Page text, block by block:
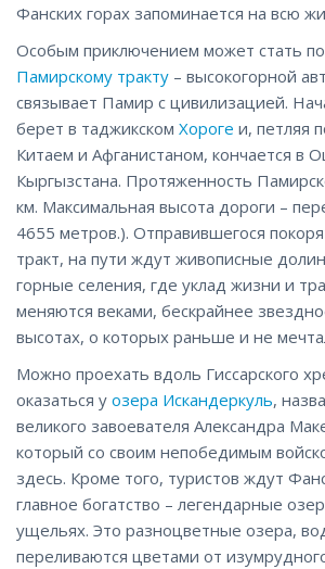
Фанских горах запоминается на всю
Особым приключением может стать
Памирскому тракту – высокогорной
связывает Памир с цивилизацией.
берет в таджикском Хороге и, петляя
Китаем и Афганистаном, кончается в
Кыргызстана. Протяженность
км. Максимальная высота дороги –
4655 метров.). Отправившегося
тракт, на пути ждут живописные
горные селения, где уклад жизни и
меняются веками, бескрайнее
высотах, о которых раньше и не
Можно проехать вдоль Гиссарского
оказаться у озера Искандеркуль,
великого завоевателя Александра
который со своим непобедимым
здесь. Кроме того, туристов ждут
главное богатство – легендарные
ущельях. Это разноцветные озера,
переливаются цветами от